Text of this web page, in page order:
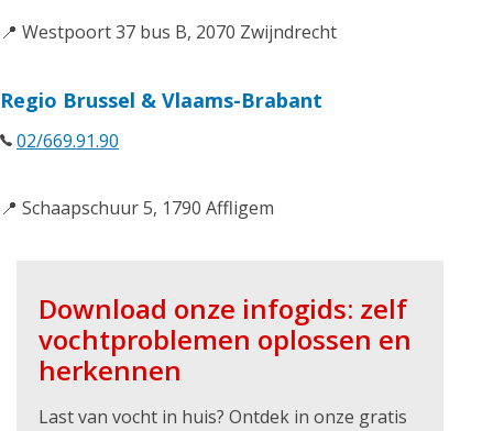
📍 Westpoort 37 bus B, 2070 Zwijndrecht
Regio Brussel & Vlaams-Brabant
02/669.91.90
📍 Schaapschuur 5, 1790 Affligem
Download onze infogids: zelf
vochtproblemen oplossen en
herkennen
Last van vocht in huis? Ontdek in onze gratis